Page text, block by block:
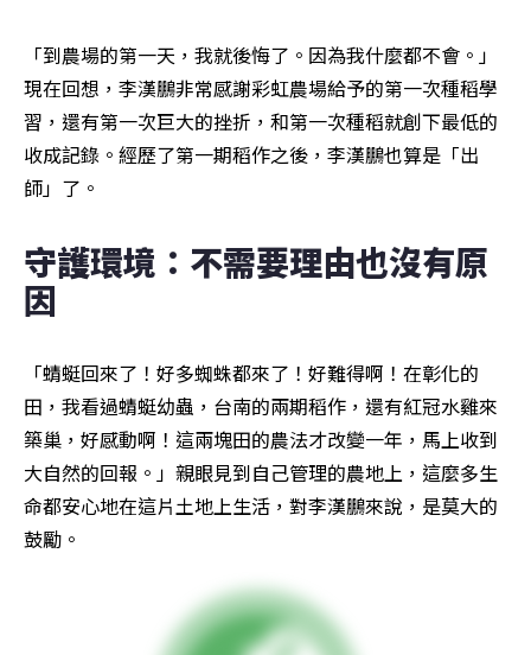
「到農場的第一天，我就後悔了。因為我什麼都不會。」
現在回想，李漢鵬非常感謝彩虹農場給予的第一次種稻學
習，還有第一次巨大的挫折，和第一次種稻就創下最低的
收成記錄。經歷了第一期稻作之後，李漢鵬也算是「出
師」了。
守護環境：不需要理由也沒有原
因
「蜻蜓回來了！好多蜘蛛都來了！好難得啊！在彰化的
田，我看過蜻蜓幼蟲，台南的兩期稻作，還有紅冠水雞來
築巢，好感動啊！這兩塊田的農法才改變一年，馬上收到
大自然的回報。」親眼見到自己管理的農地上，這麼多生
命都安心地在這片土地上生活，對李漢鵬來說，是莫大的
鼓勵。